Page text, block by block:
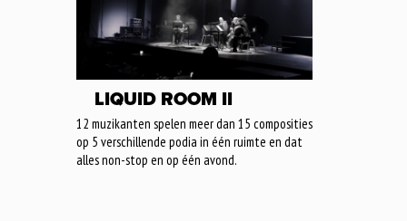
LIQUID ROOM II
12 muzikanten spelen meer dan 15 composities
op 5 verschillende podia in één ruimte en dat
alles non-stop en op één avond.